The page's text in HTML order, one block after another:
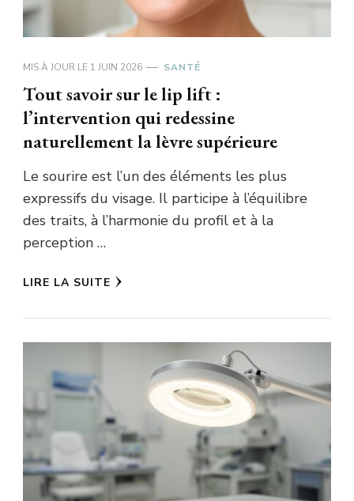
MIS À JOUR LE 1 JUIN 2026 SANTÉ
Tout savoir sur le lip lift :
l’intervention qui redessine
naturellement la lèvre supérieure
Le sourire est l’un des éléments les plus
expressifs du visage. Il participe à l’équilibre
des traits, à l’harmonie du profil et à la
perception …
LIRE LA SUITE